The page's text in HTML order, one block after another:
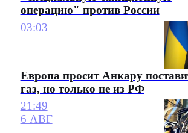
операцию" против России
03:03
Европа просит Анкару
газ, но только не из РФ
21:49
6 АВГ